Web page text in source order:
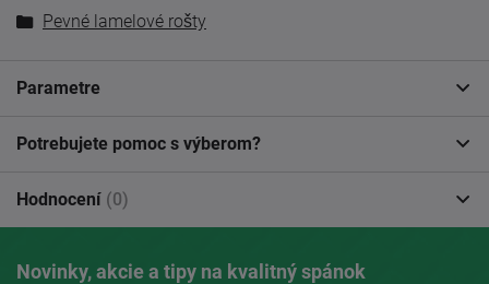
Pevné lamelové rošty
Parametre
Potrebujete pomoc s výberom?
Hodnocení (0)
Novinky, akcie a tipy na kvalitný spánok